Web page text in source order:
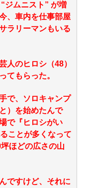
ジムニスト” が増
、車内を仕事部屋
ラリーマンもいる
人のヒロシ（48）
てもらった。
で、ソロキャンプ
）を始めたんで
で『ヒロシがい
ことが多くなって
ほどの広さの山
ですけど、それに